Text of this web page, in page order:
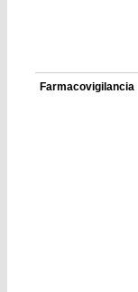
Farmacovigilancia